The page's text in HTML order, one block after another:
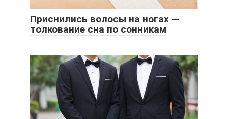
Приснились волосы на ногах —
толкование сна по сонникам